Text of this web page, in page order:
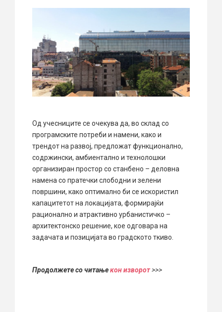
Од учесниците се очекува да, во склад со
програмските потреби и намени, како и
трендот на развој, предложат функционално,
содржински, амбиентално и технолошки
организиран простор со станбено – деловна
намена со пратечки слободни и зелени
површини, како оптимално би се искористил
капацитетот на локацијата, формирајќи
рационално и атрактивно урбанистичко –
архитектонско решение, кое одговара на
задачата и позицијата во градското ткиво.
Продолжете со читањекон изворот>>>